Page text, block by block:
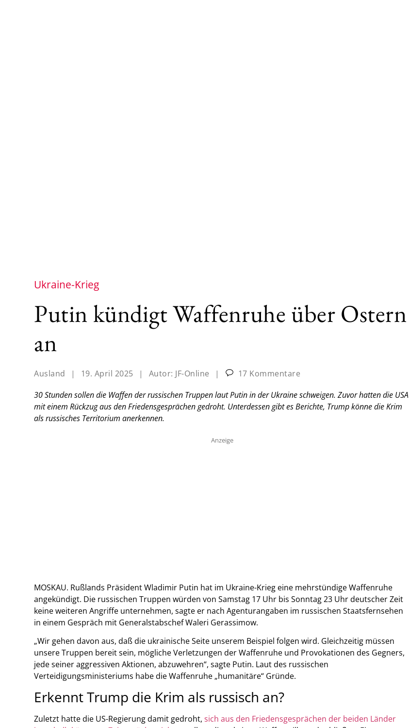
Ukraine-Krieg
Putin kündigt Waffenruhe über Ostern
an
Ausland | 19. April 2025 | Autor: JF-Online |
17 Kommentare
30 Stunden sollen die Waffen der russischen Truppen laut Putin in der Ukraine schweigen. Zuvor hatten die USA
mit einem Rückzug aus den Friedensgesprächen gedroht. Unterdessen gibt es Berichte, Trump könne die Krim
als russisches Territorium anerkennen.
Anzeige
MOSKAU. Rußlands Präsident Wladimir Putin hat im Ukraine-Krieg eine mehrstündige Waffenruhe
angekündigt. Die russischen Truppen würden von Samstag 17 Uhr bis Sonntag 23 Uhr deutscher Zeit
keine weiteren Angriffe unternehmen, sagte er nach Agenturangaben im russischen Staatsfernsehen
in einem Gespräch mit Generalstabschef Waleri Gerassimow.
„Wir gehen davon aus, daß die ukrainische Seite unserem Beispiel folgen wird. Gleichzeitig müssen
unsere Truppen bereit sein, mögliche Verletzungen der Waffenruhe und Provokationen des Gegners,
jede seiner aggressiven Aktionen, abzuwehren“, sagte Putin. Laut des russischen
Verteidigungsministeriums habe die Waffenruhe „humanitäre“ Gründe.
Erkennt Trump die Krim als russisch an?
Zuletzt hatte die US-Regierung damit gedroht, sich aus den Friedensgesprächen der beiden Länder